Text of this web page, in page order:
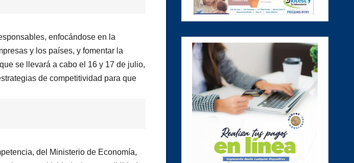
enfocándose en la
y los países, y fomentar la
se llevará a cabo el 16 y 17 de julio,
de competitividad para que
del Ministerio de Economía,